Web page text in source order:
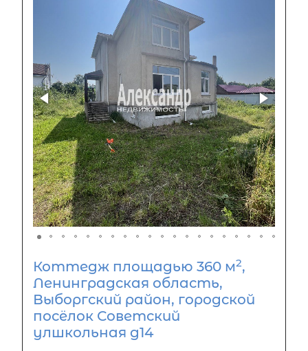
Коттедж площадью 360 м2,
Ленинградская область,
Выборгский район, городской
посёлок Советский
улшкольная д14